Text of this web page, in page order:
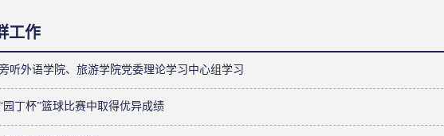
工作
听外语学院、旅游学院党委理论学习中心组学习
丁杯”篮球比赛中取得优异成绩